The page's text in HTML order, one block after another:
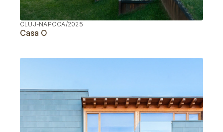
CLUJ-NAPOCA/2025
Casa O